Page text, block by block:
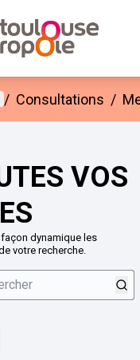
principal
/ Consultations /
VOS
dynamique les
votre recherche.